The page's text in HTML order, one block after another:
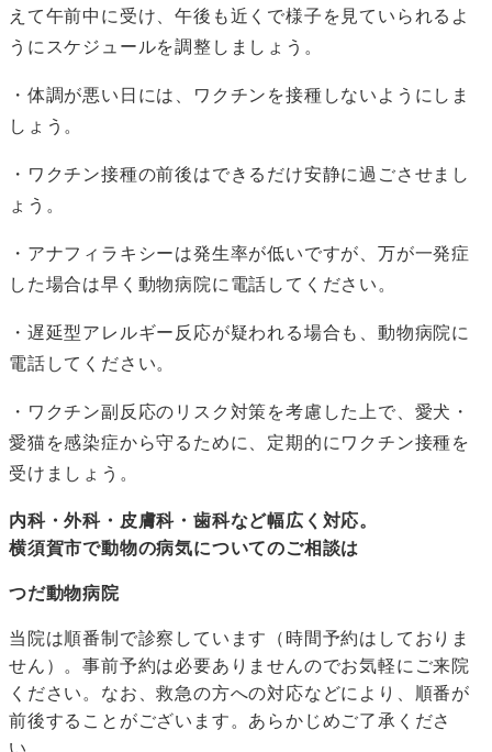
えて午前中に受け、午後も近くで様子を見ていられるよ
うにスケジュールを調整しましょう。
・体調が悪い日には、ワクチンを接種しないようにしま
しょう。
・ワクチン接種の前後はできるだけ安静に過ごさせまし
ょう。
・アナフィラキシーは発生率が低いですが、万が一発症
した場合は早く動物病院に電話してください。
・遅延型アレルギー反応が疑われる場合も、動物病院に
電話してください。
・ワクチン副反応のリスク対策を考慮した上で、愛犬・
愛猫を感染症から守るために、定期的にワクチン接種を
受けましょう。
内科・外科・皮膚科・歯科など幅広く対応。
横須賀市で動物の病気についてのご相談は
つだ動物病院
当院は順番制で診察しています（時間予約はしておりま
せん）。事前予約は必要ありませんのでお気軽にご来院
ください。なお、救急の方への対応などにより、順番が
前後することがございます。あらかじめご了承くださ